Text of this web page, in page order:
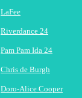
LaFee
Riverdance 24
Pam Pam Ida 24
Chris de Burgh
Doro-Alice Cooper